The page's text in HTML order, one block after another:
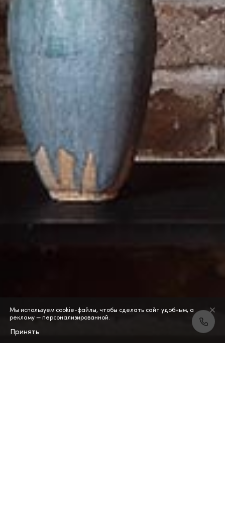
Мы используем cookie-файлы, чтобы сделать сайт удобным, а
рекламу — персонализированной.
Принять